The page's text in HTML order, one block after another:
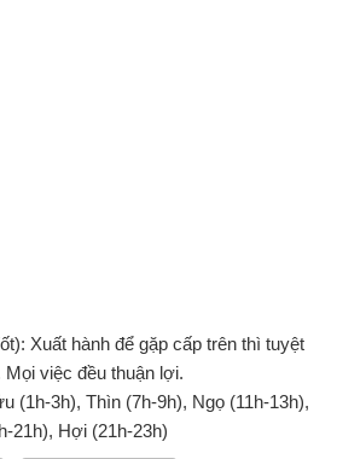
Xuất hành để gặp cấp trên thì tuyệt
việc đều thuận lợi.
(1h-3h), Thìn (7h-9h), Ngọ (11h-13h),
21h), Hợi (21h-23h)